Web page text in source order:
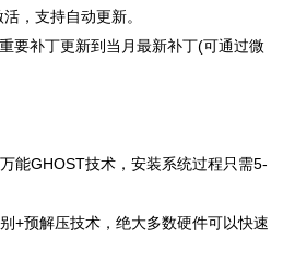
，支持自动更新。
要补丁更新到当月最新补丁(可通过微
能GHOST技术，安装系统过程只需5-
+预解压技术，绝大多数硬件可以快速